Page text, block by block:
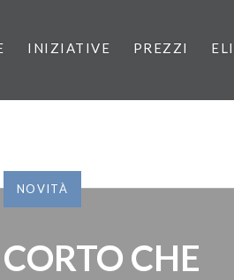
INIZIATIVE PREZZI
NOVITÀ
CORTO CHE